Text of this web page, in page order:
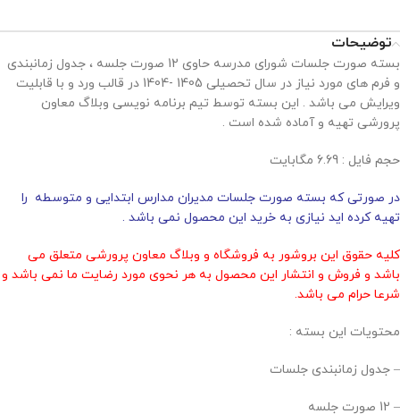
توضیحات
بسته صورت جلسات شورای مدرسه حاوی 12 صورت جلسه ، جدول زمانبندی
و فرم های مورد نیاز در سال تحصیلی 1405 -1404 در قالب ورد و با قابلیت
ویرایش می باشد . این بسته توسط تیم برنامه نویسی وبلاگ معاون
پرورشی تهیه و آماده شده است .
حجم فايل : 6.69 مگابايت
در صورتی که بسته صورت جلسات مدیران مدارس ابتدایی و متوسطه را
تهیه کرده اید نیازی به خرید این محصول نمی باشد .
کلیه حقوق این بروشور به فروشگاه و وبلاگ معاون پرورشی متعلق می
باشد و فروش و انتشار این محصول به هر نحوی مورد رضایت ما نمی باشد و
شرعا حرام می باشد.
محتویات این بسته :
– جدول زمانبندی جلسات
– 12 صورت جلسه